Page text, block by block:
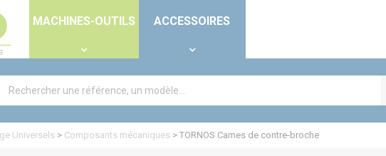
MACHINES-OUTILS ACCESSOIRES
Universels > Composants mécaniques > TORNOS Cames de contre-broche